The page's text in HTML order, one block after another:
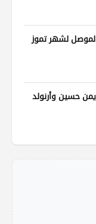
لشهر تموز
حسين وأرنولد